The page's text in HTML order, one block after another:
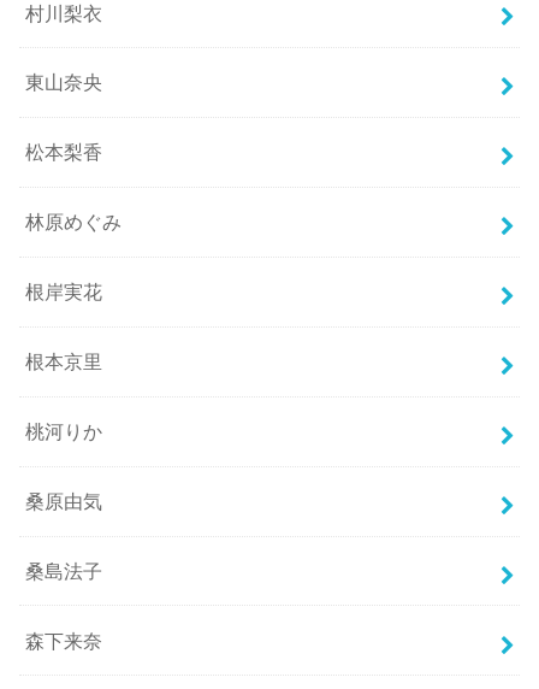
村川梨衣
東山奈央
松本梨香
林原めぐみ
根岸実花
根本京里
桃河りか
桑原由気
桑島法子
森下来奈